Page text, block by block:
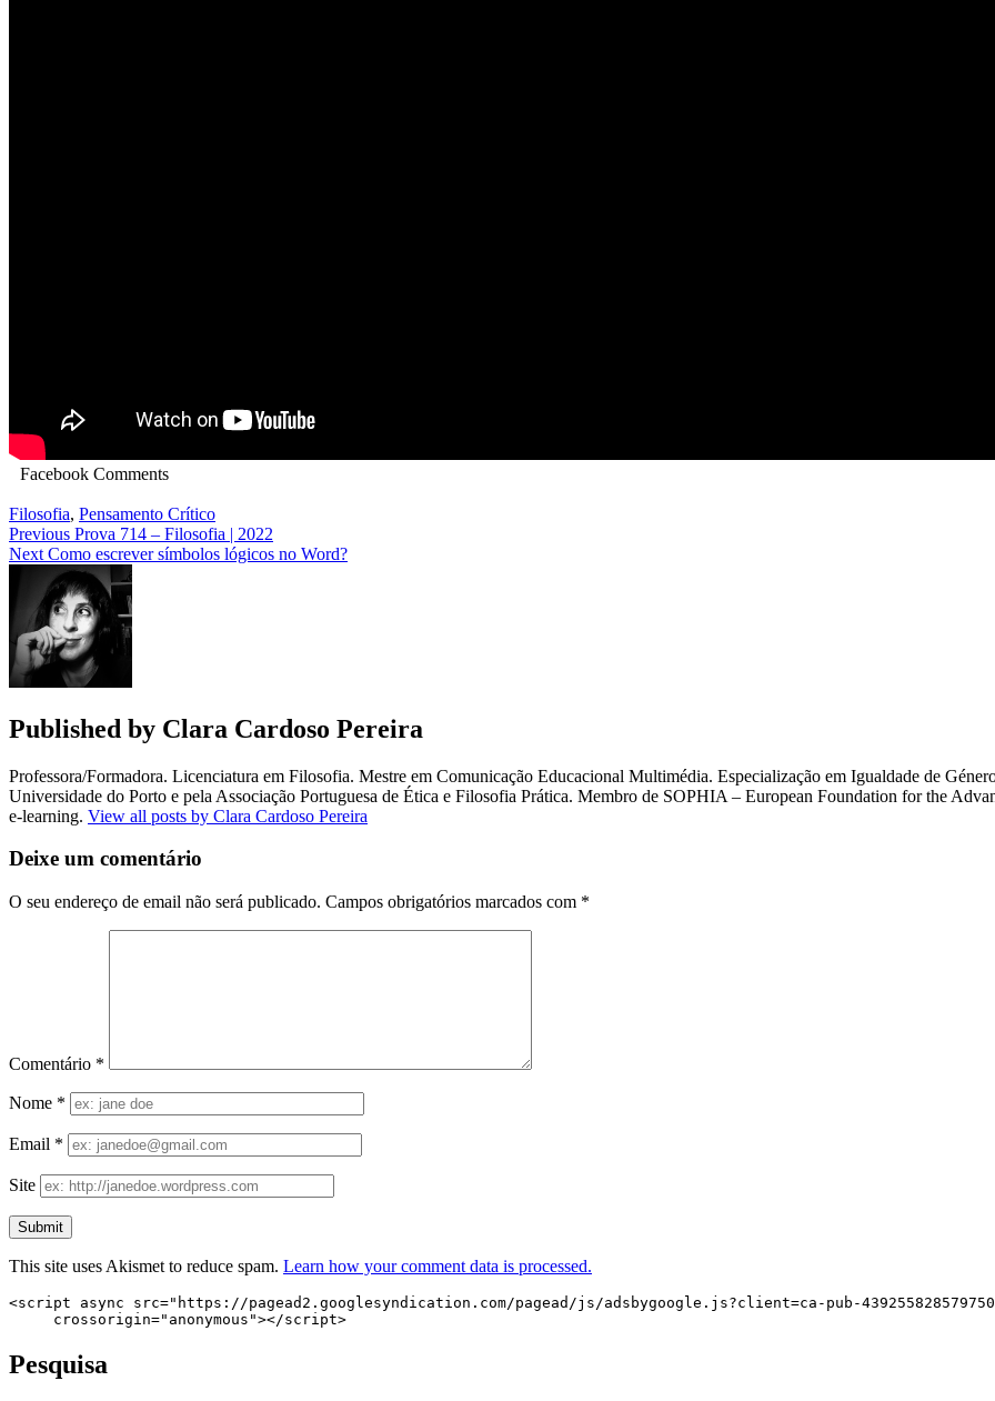
Facebook Comments
Filosofia, Pensamento Crítico
Navegação
de
artigos
Previous Prova 714 – Filosofia | 2022
Next Como escrever símbolos lógicos no Word?
Published by Clara Cardoso Pereira
Professora/Formadora. Licenciatura em Filosofia. Mestre em Comunicação Educacional Multimédia. Especialização em Igualdade de
Universidade do Porto e pela Associação Portuguesa de Ética e Filosofia Prática. Membro de SOPHIA – European Foundation for the
e-learning. View all posts by Clara Cardoso Pereira
Deixe um comentário
O seu endereço de email não será publicado. Campos obrigatórios marcados com *
Comentário *
Nome *
Email *
Site
This site uses Akismet to reduce spam. Learn how your comment data is processed.
<script async src="https://pagead2.googlesyndication.com/pagead/js/adsbygoogle.js?client=ca-pub-
     crossorigin="anonymous"></script>
Pesquisa